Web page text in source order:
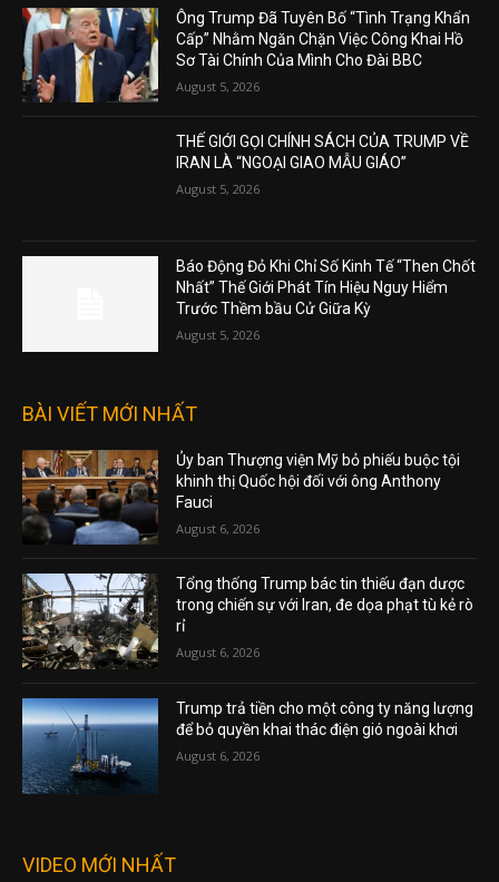
Ông Trump Đã Tuyên Bố “Tình Trạng Khẩn
Cấp” Nhằm Ngăn Chặn Việc Công Khai Hồ
Sơ Tài Chính Của Mình Cho Đài BBC
August 5, 2026
THẾ GIỚI GỌI CHÍNH SÁCH CỦA TRUMP VỀ
IRAN LÀ “NGOẠI GIAO MẪU GIÁO”
August 5, 2026
Báo Động Đỏ Khi Chỉ Số Kinh Tế “Then Chốt
Nhất” Thế Giới Phát Tín Hiệu Nguy Hiểm
Trước Thềm bầu Cử Giữa Kỳ
August 5, 2026
BÀI VIẾT MỚI NHẤT
Ủy ban Thượng viện Mỹ bỏ phiếu buộc tội
khinh thị Quốc hội đối với ông Anthony
Fauci
August 6, 2026
Tổng thống Trump bác tin thiếu đạn dược
trong chiến sự với Iran, đe dọa phạt tù kẻ rò
rỉ
August 6, 2026
Trump trả tiền cho một công ty năng lượng
để bỏ quyền khai thác điện gió ngoài khơi
August 6, 2026
VIDEO MỚI NHẤT